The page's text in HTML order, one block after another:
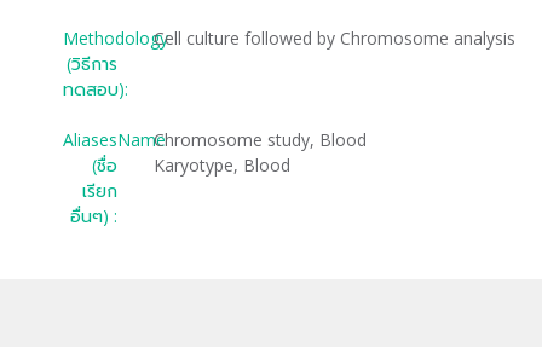
Methodology
(วิธีการ
ทดสอบ):
Cell culture followed by Chromosome analysis
AliasesName
(ชื่อ
เรียก
อื่นๆ) :
Chromosome study, Blood
Karyotype, Blood